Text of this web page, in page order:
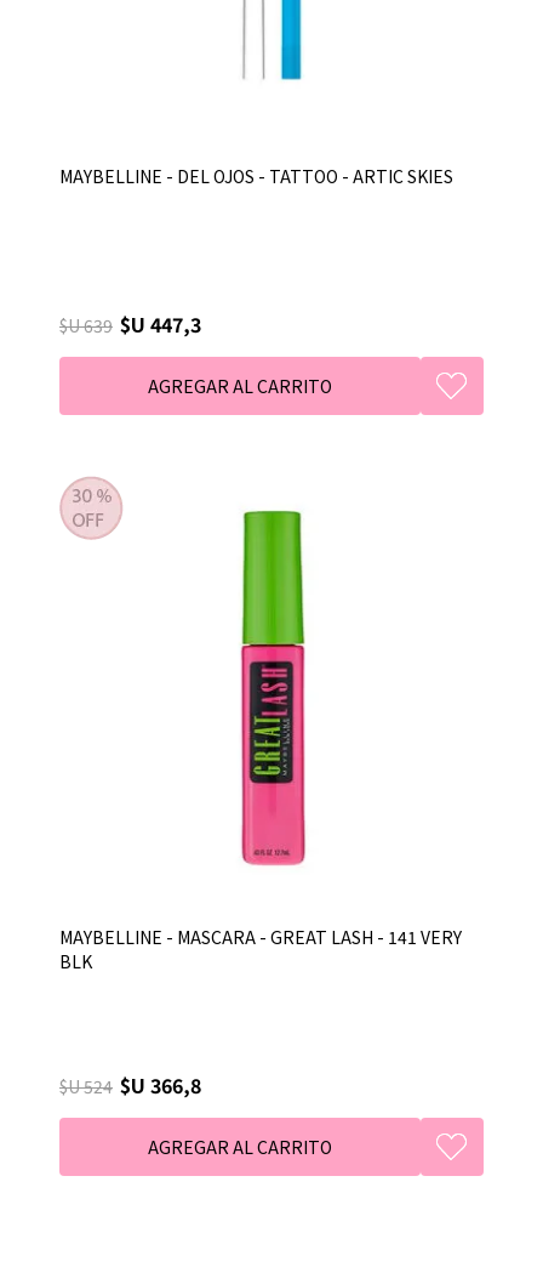
MAYBELLINE - DEL OJOS - TATTOO - ARTIC SKIES
$U 639 $U 447,3
MAYBELLINE - MASCARA - GREAT LASH - 141 VERY
BLK
$U 524 $U 366,8